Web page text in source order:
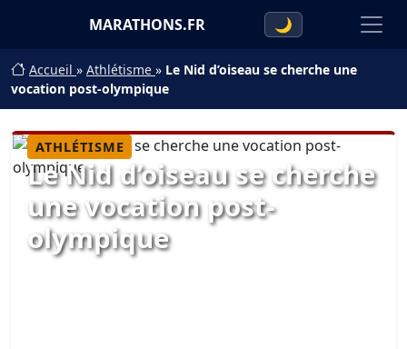
MARATHONS.FR 🌙
Accueil » Athlétisme » Le Nid d’oiseau se cherche une
vocation post-olympique
ATHLÉTISME
Le Nid d’oiseau se cherche
une vocation post-
olympique